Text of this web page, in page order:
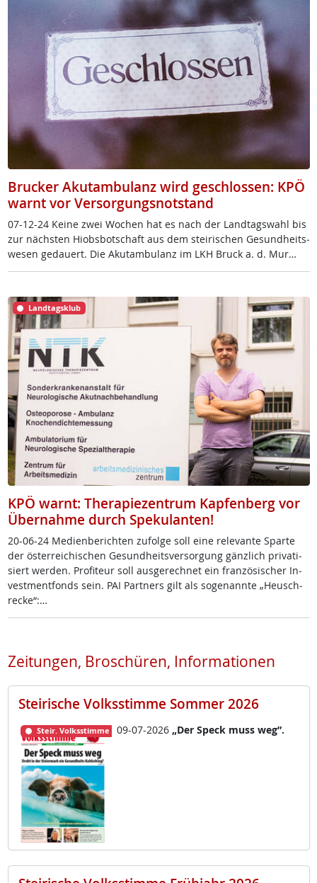
Brucker Akutambulanz wird geschlossen: KPÖ
warnt vor Versorgungsnotstand
07-12-24 Kei­ne zwei Wo­chen hat es nach der Land­tags­wahl bis
zur nächs­ten Hi­obs­bot­schaft aus dem stei­ri­schen Ge­sund­heits­
we­sen ge­dau­ert. Die Akutam­bu­lanz im LKH Bruck a. d. Mur…
Landtagsklub
KPÖ warnt: Therapiezentrum Kapfenberg vor
Übernahme durch Spekulanten!
20-06-24 Me­di­en­be­rich­ten zu­fol­ge soll ei­ne re­le­van­te Spar­te
der ös­t­er­rei­chi­schen Ge­sund­heits­ver­sor­gung gänz­lich pri­va­ti­
siert wer­den. Pro­fi­teur soll aus­ge­rech­net ein fran­zö­si­scher In­
vest­ment­fonds sein. PAI Part­ners gilt als so­ge­nann­te „Heu­sch­
re­cke“:…
Zeitungen, Broschüren, Informationen
Steirische Volksstimme Sommer 2026
Steir. Volksstimme 09-07-2026 „Der Speck muss weg”.